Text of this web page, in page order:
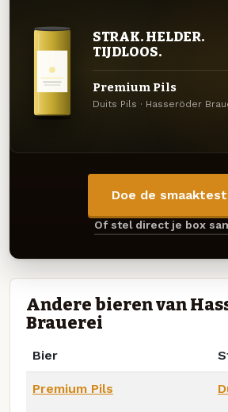
STRAK. HELDER.
TIJDLOOS.
Premium Pils
Duits Pils · Hasseröder
Doe de
Of stel direct je box
Andere bieren van
Brauerei
Bier
Premium Pils